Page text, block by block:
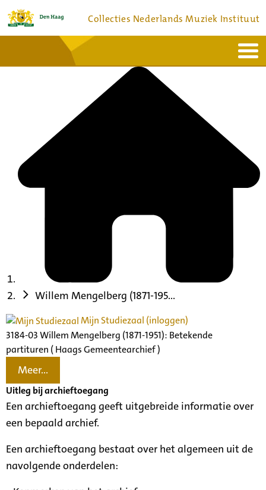
Collecties Nederlands Muziek Instituut
Bronnen en collecties
Willem Mengelberg (1871-195...
Mijn Studiezaal (inloggen)
3184-03 Willem Mengelberg (1871-1951): Betekende
partituren ( Haags Gemeentearchief )
Meer...
Uitleg bij archieftoegang
Een archieftoegang geeft uitgebreide informatie over
een bepaald archief.
Een archieftoegang bestaat over het algemeen uit de
navolgende onderdelen: